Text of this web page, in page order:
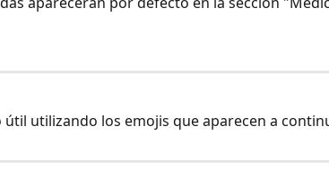
utilizando los emojis que aparecen a